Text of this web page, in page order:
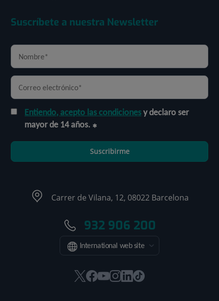
Suscríbete a nuestra Newsletter
Entiendo, acepto las condicionesy declaro ser
mayor de 14 años.
Suscribirme
Carrer de Vilana, 12, 08022 Barcelona
932 906 200
International web site
EsteEsteEsteEsteEsteEnlace